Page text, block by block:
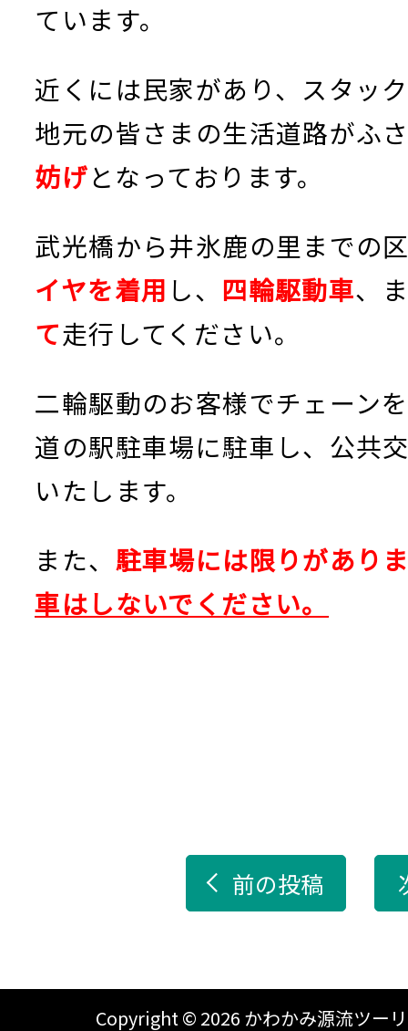
ています。
近くには民家があり、スタッ
地元の皆さまの生活道路がふ
妨げとなっております。
武光橋から井氷鹿の里までの
イヤを着用 し、 四輪駆動車、
て走行してください。
二輪駆動のお客様でチェーン
道の駅駐車場に駐車し、公共
いたします。
また、 駐車場には限りがあり
車はしないでください。
前の投稿
Copyright © 2026 かわかみ源流ツー